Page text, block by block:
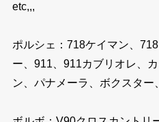
etc,,,
ポルシェ：718ケイマン、
ー、911、911カブリオレ、
ン、パナメーラ、ボクスタ